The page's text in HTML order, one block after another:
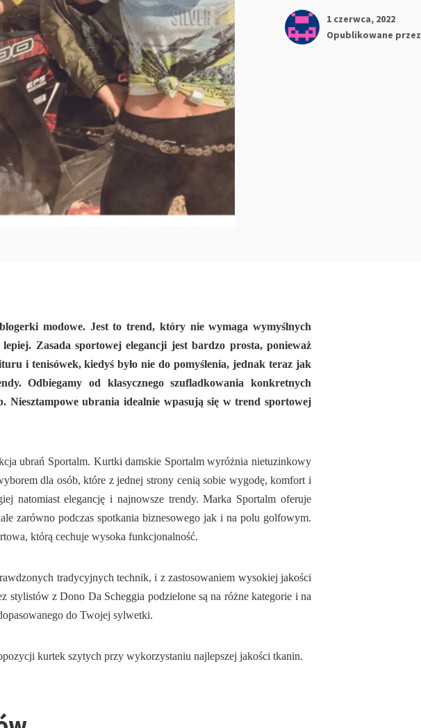
1 czerwca, 2022
Opublikowane przez
modowe. Jest to trend, który nie wymaga wymyślnych
Zasada sportowej elegancji jest bardzo prosta, ponieważ
i tenisówek, kiedyś było nie do pomyślenia, jednak teraz jak
Odbiegamy od klasycznego szufladkowania konkretnych
Niesztampowe ubrania idealnie wpasują się w trend sportowej
ubrań Sportalm. Kurtki damskie Sportalm wyróżnia nietuzinkowy
dla osób, które z jednej strony cenią sobie wygodę, komfort i
natomiast elegancję i najnowsze trendy. Marka Sportalm oferuje
zarówno podczas spotkania biznesowego jak i na polu golfowym.
którą cechuje wysoka funkcjonalność.
tradycyjnych technik, i z zastosowaniem wysokiej jakości
stylistów z Dono Da Scheggia podzielone są na różne kategorie i na
do Twojej sylwetki.
kurtek szytych przy wykorzystaniu najlepszej jakości tkanin.